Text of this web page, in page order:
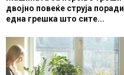
двојно повеќе струја поради
една грешка што сите...